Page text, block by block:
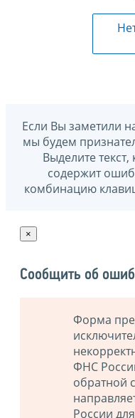
Если Вы заметили
мы будем
Выделите
содержит
комбинацию
×
Сообщить об
Форма
ФНС
обратной
России